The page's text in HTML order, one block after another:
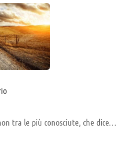
tra le più conosciute, che dice…